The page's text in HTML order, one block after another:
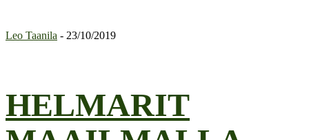
Leo Taanila - 23/10/2019
HELMARIT